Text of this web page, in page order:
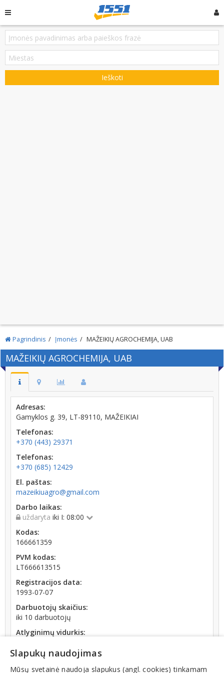
Ieškoti
Pagrindinis Įmonės MAŽEIKIŲ AGROCHEMIJA, UAB
MAŽEIKIŲ AGROCHEMIJA, UAB
Adresas:
Gamyklos g. 39, LT-89110, MAŽEIKIAI
Telefonas:
+370 (443) 29371
Telefonas:
+370 (685) 12429
El. paštas:
mazeikiuagro@gmail.com
Darbo laikas:
uždaryta iki I: 08:00
Kodas:
166661359
PVM kodas:
LT666613515
Registracijos data:
1993-07-07
Darbuotojų skaičius:
iki 10 darbuotojų
Atlyginimų vidurkis:
SoDra įmokų suma:
1 201,48 € (2026 m. 06 mėn.)
Slapukų naudojimas
Mūsų svetainė naudoja slapukus (angl. cookies) tinkamam